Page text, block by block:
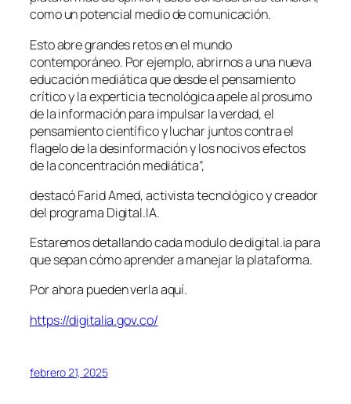
como un potencial medio de comunicación.
Esto abre grandes retos en el mundo
contemporáneo. Por ejemplo, abrirnos a una nueva
educación mediática que desde el pensamiento
crítico y la experticia tecnológica apele al prosumo
de la información para impulsar la verdad, el
pensamiento científico y luchar juntos contra el
flagelo de la desinformación y los nocivos efectos
de la concentración mediática”,
destacó Farid Amed, activista tecnológico y creador
del programa Digital.IA.
Estaremos detallando cada modulo de digital.ia para
que sepan cómo aprender a manejar la plataforma.
Por ahora pueden verla aquí.
https://digitalia.gov.co/
febrero 21, 2025